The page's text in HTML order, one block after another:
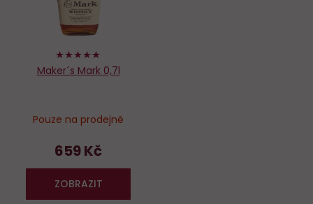
100%
Maker´s Mark 0,7l
Pouze na prodejně
659 Kč
ZOBRAZIT